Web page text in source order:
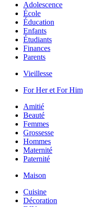
Adolescence
École
Éducation
Enfants
Étudiants
Finances
Parents
Vieillesse
For Her et For Him
Amitié
Beauté
Femmes
Grossesse
Hommes
Maternité
Paternité
Maison
Cuisine
Décoration